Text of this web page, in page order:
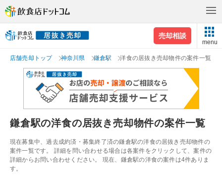
売却相談
menu
店舗売却トップ 神奈川県 鎌倉駅 洋食の居抜き売却物件の案件一覧
鎌倉駅の洋食の居抜き売却物件の案件一覧
現在募集中、過去成約済・募集終了済の鎌倉駅の洋食の居抜き売却物件の
案件一覧です。 詳細を問い合わせる場合は各案件をクリックして、案件の
詳細からお問い合わせください。 現在、鎌倉駅の洋食の案件は4件ありま
す。